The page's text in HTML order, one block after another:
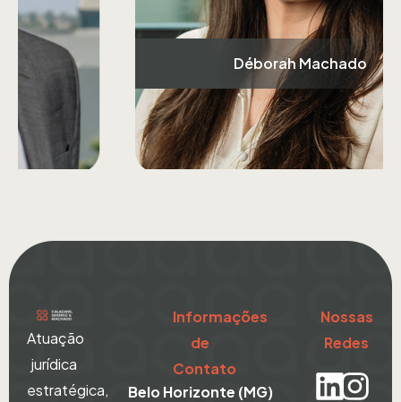
Déborah Machado
Atuação
jurídica
estratégica,
Informações
de
Contato
Belo Horizonte (MG)
Nossas
Redes